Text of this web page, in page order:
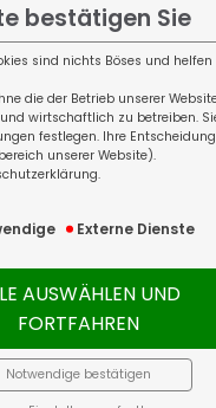
bestätigen Sie
sind nichts Böses und
die der Betrieb unserer
wirtschaftlich zu betreiben.
festlegen. Ihre
unserer Website).
Externe Dienste
AUSWÄHLEN UND
FORTFAHREN
Notwendige bestätigen